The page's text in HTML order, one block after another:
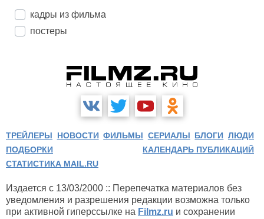
кадры из фильма
постеры
ТРЕЙЛЕРЫ НОВОСТИ ФИЛЬМЫ СЕРИАЛЫ БЛОГИ ЛЮДИ
ПОДБОРКИ
КАЛЕНДАРЬ ПУБЛИКАЦИЙ
СТАТИСТИКА MAIL.RU
Издается с 13/03/2000 :: Перепечатка материалов без
уведомления и разрешения редакции возможна только
при активной гиперссылке на Filmz.ru и сохранении